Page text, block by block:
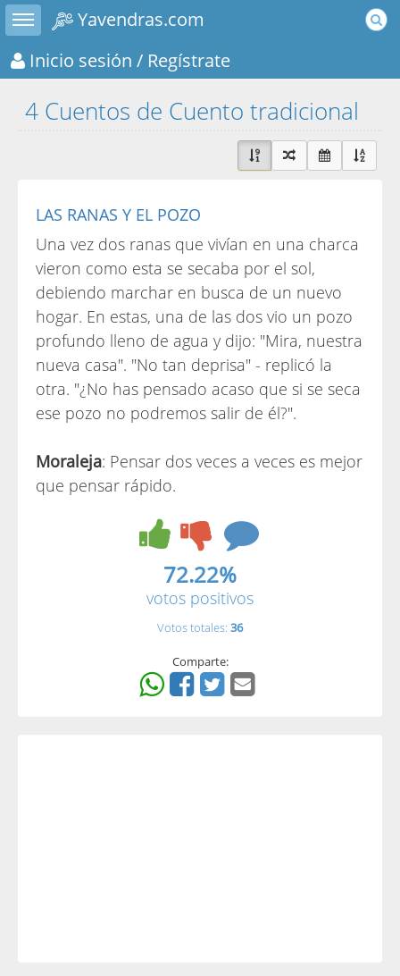
Toggle sidebar
Yavendras.com
Inicio sesión / Regístrate
4 Cuentos de Cuento tradicional
LAS RANAS Y EL POZO
Una vez dos ranas que vivían en una charca
vieron como esta se secaba por el sol,
debiendo marchar en busca de un nuevo
hogar. En estas, una de las dos vio un pozo
profundo lleno de agua y dijo: "Mira, nuestra
nueva casa". "No tan deprisa" - replicó la
otra. "¿No has pensado acaso que si se seca
ese pozo no podremos salir de él?".
Moraleja: Pensar dos veces a veces es mejor
que pensar rápido.
72.22%
votos positivos
Votos totales: 36
Comparte: